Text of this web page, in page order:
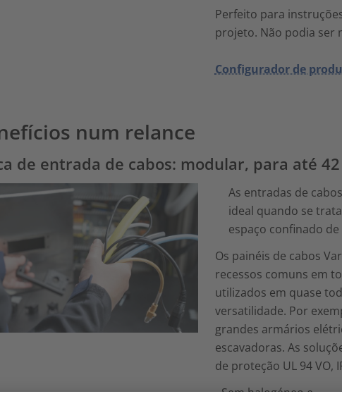
Perfeito para
projeto. Não podia ser
Configurador de
num relance
de entrada de cabos: modular, para até
As entradas de
ideal quando se
espaço confinado
Os painéis de cabos
recessos comuns em
utilizados em quase
versatilidade. Por
grandes armários
escavadoras. As
de proteção UL 94 VO,
- Sem halogéneo e ...